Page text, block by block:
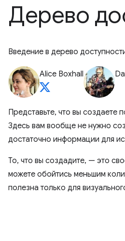
Дерево
Введение в дерево
Alice Boxhall
Представьте, что вы создаете
Здесь вам вообще не нужно
достаточно информации для
То, что вы создадите, — это
можете обойтись меньшим
полезна только для